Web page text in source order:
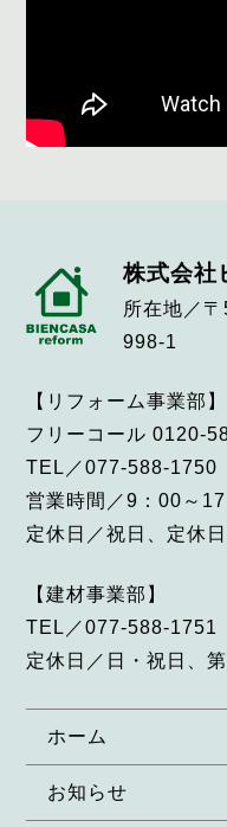
株式会社
所在地／
998-1
【リフォーム事業部】
フリーコール 0120-
TEL／077-588-1750
営業時間／9：00～
定休日／祝日、定休
【建材事業部】
TEL／077-588-
定休日／日・祝日、
ホーム
お知らせ